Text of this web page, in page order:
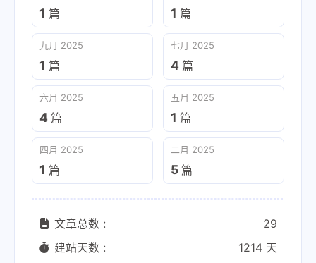
1 篇 1 篇
九月 2025
1 篇
七月 2025
4 篇
六月 2025
4 篇
五月 2025
1 篇
四月 2025
1 篇
二月 2025
5 篇
文章总数 :
29
建站天数 :
1214 天